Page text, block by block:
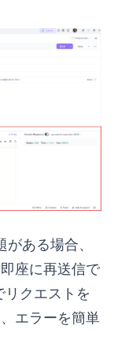
ある場合、
座に再送信で
クエストを
エラーを簡単